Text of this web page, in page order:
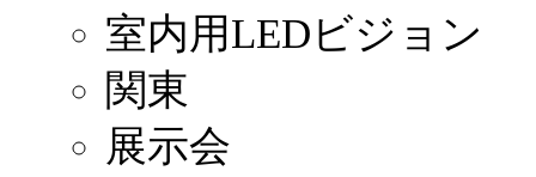
室内用LEDビジョン
関東
展示会